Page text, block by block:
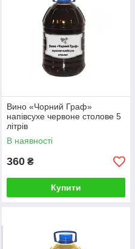
Вино «Чорний Граф»
напівсухе червоне столове 5
літрів
В наявності
360 ₴
Купити